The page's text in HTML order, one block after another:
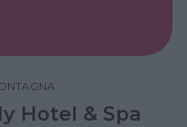
Hotel & Spa